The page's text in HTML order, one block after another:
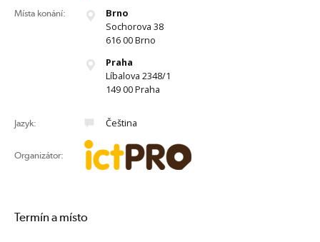
Místa konání:
Brno
Sochorova 38
616 00 Brno
Praha
Líbalova 2348/1
149 00 Praha
Jazyk: Čeština
Organizátor:
Termín a místo